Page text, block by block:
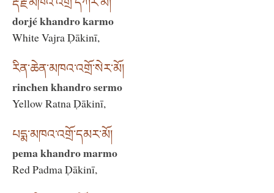
dorjé khandro karmo
White Vajra Ḍākinī,
རིན་ཆེན་མཁའ་འགྲོ་སེར་མོ།
rinchen khandro sermo
Yellow Ratna Ḍākinī,
པདྨ་མཁའ་འགྲོ་དམར་མོ།
pema khandro marmo
Red Padma Ḍākinī,